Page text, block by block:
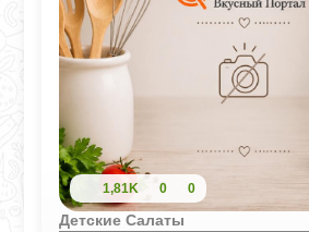
1,81K 0 0
Детские Салаты